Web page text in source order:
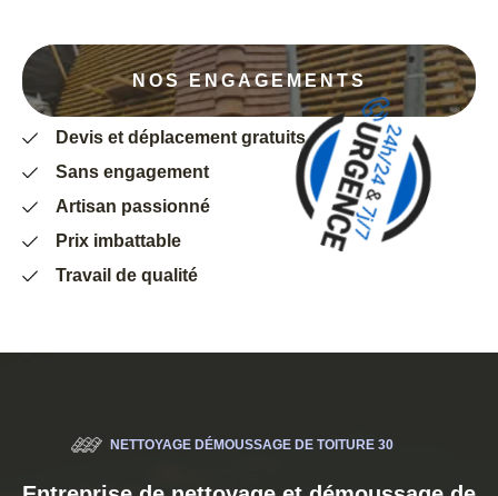
NOS ENGAGEMENTS
Devis et déplacement gratuits
Sans engagement
Artisan passionné
Prix imbattable
Travail de qualité
NETTOYAGE DÉMOUSSAGE DE TOITURE 30